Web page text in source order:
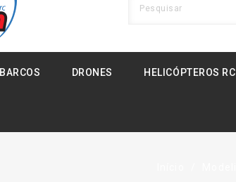
BARCOS DRONES HELICÓPTEROS RC